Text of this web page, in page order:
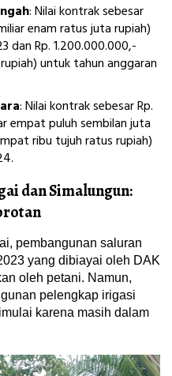
: Nilai kontrak sebesar
enam ratus juta rupiah)
dan Rp. 1.200.000.000,-
untuk tahun anggaran
: Nilai kontrak sebesar Rp.
empat puluh sembilan juta
ribu tujuh ratus rupiah)
dan Simalungun:
pembangunan saluran
yang dibiayai oleh DAK
oleh petani. Namun,
pelengkap irigasi
karena masih dalam